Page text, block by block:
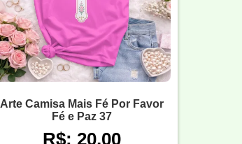
Arte Camisa Mais Fé Por Favor
Fé e Paz 37
R$: 20,00